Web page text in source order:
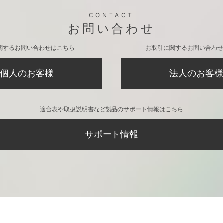
CONTACT
お問い合わせ
するお問い合わせはこちら
個人のお客様
お取引に関するお問い合わ
法人のお客様
適合表や取扱説明書など製品のサポート情報はこちら
サポート情報